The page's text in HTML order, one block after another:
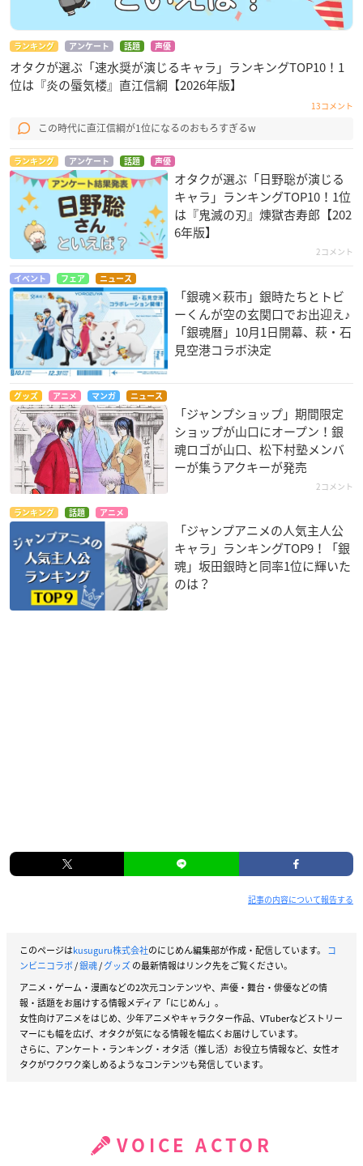
ランキング アンケート 話題 声優
オタクが選ぶ「速水奨が演じるキャラ」ランキングTOP10！1
位は『炎の蜃気楼』直江信綱【2026年版】
13コメント
この時代に直江信綱が1位になるのおもろすぎるw
ランキング アンケート 話題 声優
オタクが選ぶ「日野聡が演じる
キャラ」ランキングTOP10！1位
は『鬼滅の刃』煉󠄁獄杏寿郎【202
6年版】
2コメント
イベント フェア ニュース
「銀魂×萩市」銀時たちとトビ
ーくんが空の玄関口でお出迎え♪
「銀魂暦」10月1日開幕、萩・石
見空港コラボ決定
グッズ アニメ マンガ ニュース
「ジャンプショップ」期間限定
ショップが山口にオープン！銀
魂ロゴが山口、松下村塾メンバ
ーが集うアクキーが発売
2コメント
ランキング 話題 アニメ
「ジャンプアニメの人気主人公
キャラ」ランキングTOP9！「銀
魂」坂田銀時と同率1位に輝いた
のは？
記事の内容について報告する
このページはkusuguru株式会社のにじめん編集部が作成・配信しています。 コ
ンビニコラボ/銀魂/グッズの最新情報はリンク先をご覧ください。
アニメ・ゲーム・漫画などの2次元コンテンツや、声優・舞台・俳優などの情
報・話題をお届けする情報メディア「にじめん」。
女性向けアニメをはじめ、少年アニメやキャラクター作品、VTuberなどストリー
マーにも幅を広げ、オタクが気になる情報を幅広くお届けしています。
さらに、アンケート・ランキング・オタ活（推し活）お役立ち情報など、女性オ
タクがワクワク楽しめるようなコンテンツも発信しています。
VOICE ACTOR